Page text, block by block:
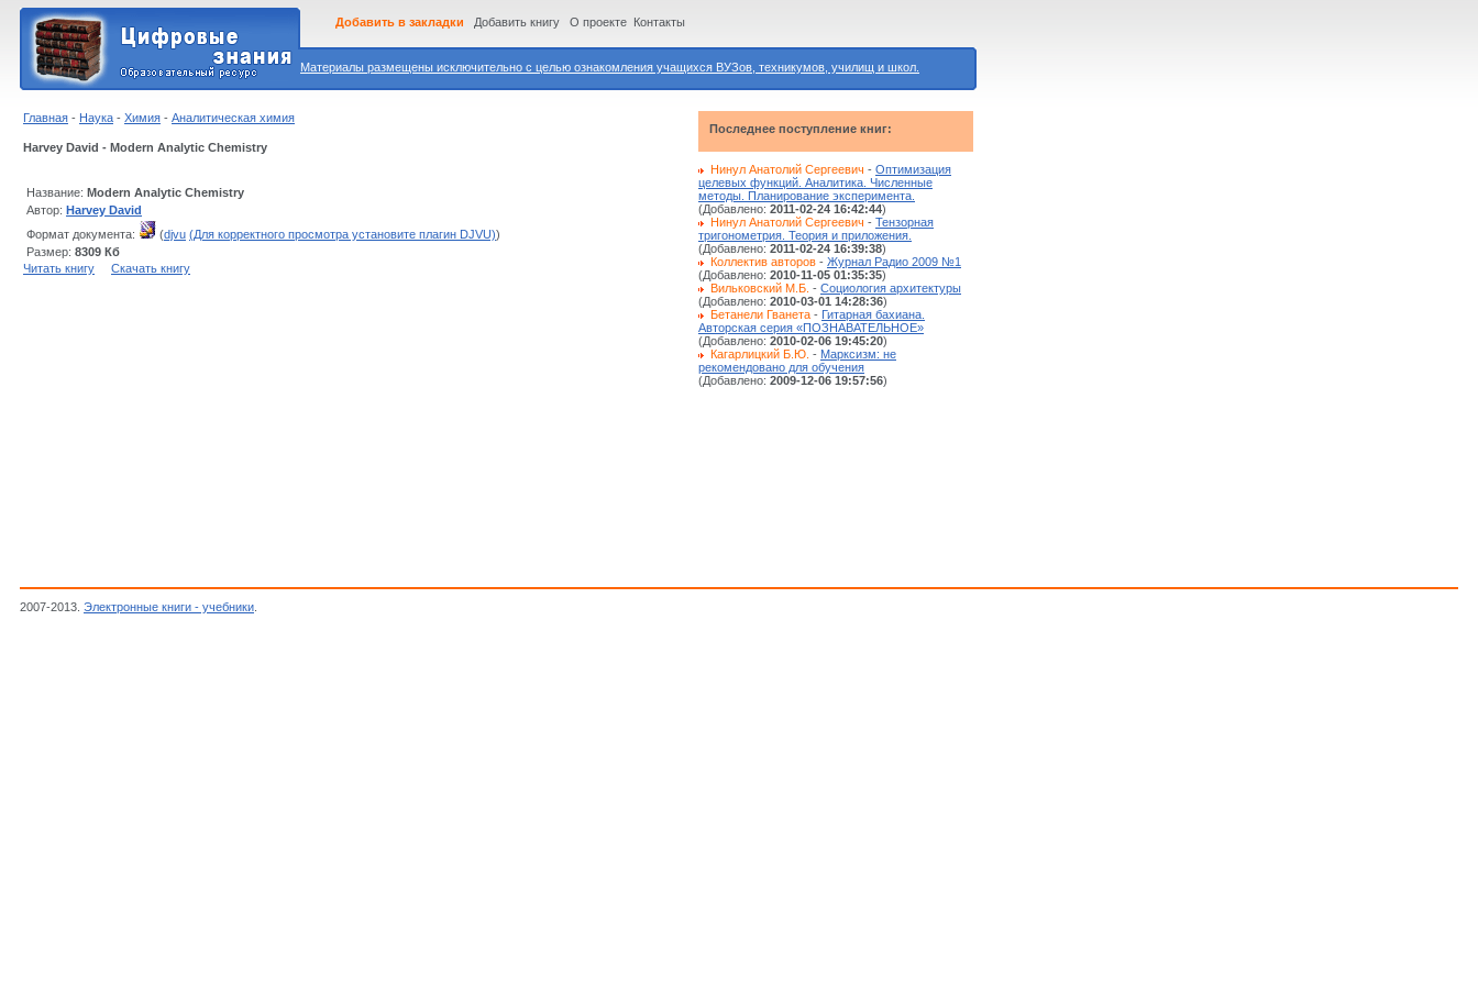
Материалы размещены исключительно с целью ознакомления учащихся ВУЗов, техникумов, училищ и школ.
Добавить в закладки Добавить книгу О проекте Контакты
Главная - Наука - Химия - Аналитическая химия
Harvey David - Modern Analytic Chemistry
Название: Modern Analytic Chemistry
Автор: Harvey David
Формат документа:
(djvu (Для корректного просмотра установите плагин DJVU))
Размер: 8309 Кб
Читать книгу
Скачать книгу
Последнее поступление книг:
Нинул Анатолий Сергеевич - Оптимизация
целевых функций. Аналитика. Численные
методы. Планирование эксперимента.
(Добавлено: 2011-02-24 16:42:44)
Нинул Анатолий Сергеевич - Тензорная
тригонометрия. Теория и приложения.
(Добавлено: 2011-02-24 16:39:38)
Коллектив авторов - Журнал Радио 2009 №1
(Добавлено: 2010-11-05 01:35:35)
Вильковский М.Б. - Социология архитектуры
(Добавлено: 2010-03-01 14:28:36)
Бетанели Гванета - Гитарная бахиана.
Авторская серия «ПОЗНАВАТЕЛЬНОЕ»
(Добавлено: 2010-02-06 19:45:20)
Кагарлицкий Б.Ю. - Марксизм: не
рекомендовано для обучения
(Добавлено: 2009-12-06 19:57:56)
2007-2013. Электронные книги - учебники